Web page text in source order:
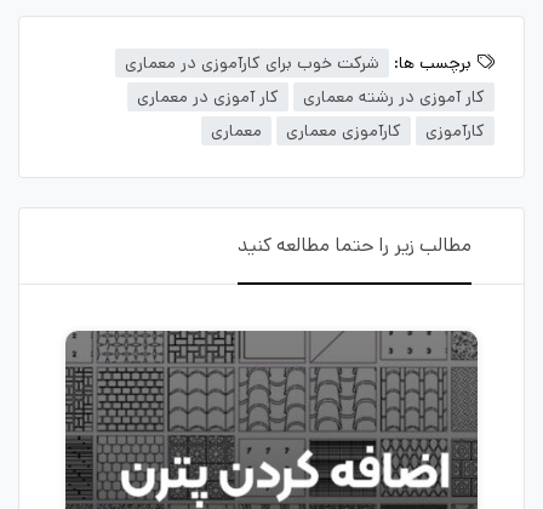
برچسب ها:
شرکت خوب برای کارآموزی در معماری
کار آموزی در رشته معماری
کار آموزی در معماری
کارآموزی
کارآموزی معماری معماری
مطالب زیر را حتما مطالعه کنید